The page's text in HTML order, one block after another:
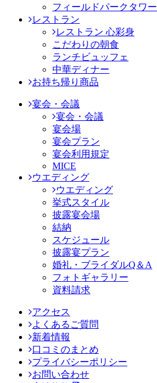
フィールドパークタワー
レストラン
レストラン 心彩身
こだわりの朝食
ランチビュッフェ
中華ディナー
お持ち帰り商品
宴会・会議
宴会・会議
宴会場
宴会プラン
宴会利用規定
MICE
ウエディング
ウエディング
挙式スタイル
披露宴会場
結納
スケジュール
披露宴プラン
婚礼・ブライダルQ＆A
フォトギャラリー
資料請求
アクセス
よくあるご質問
新着情報
口コミのまとめ
プライバシーポリシー
お問い合わせ